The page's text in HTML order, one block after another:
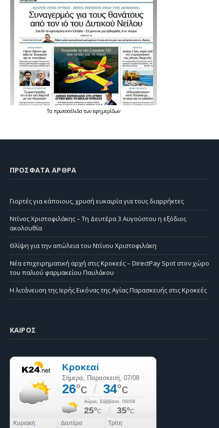
Τα πρωτοσέλιδατων εφημερίδων
ΠΡΌΣΦΑΤΑ ΆΡΘΡΑ
Γιορτές για κάποιους, χρυσή ευκαιρία για τους διαρρήκτες
Ντίνος Χριστοφιλάκης – Τη Δευτέρα 3 Αυγούστου η εξόδιος
ακολουθία
Θλίψη για την απώλεια του Ντίνου Χριστοφιλάκη
Νέα επιχειρηματική αρχή στις Κροκεές – DirectPay Spot στον χώρο
του παλιού φαρμακείου Παυλάκου
Η λιτάνευση της Ιερής Εικόνας της Αγίας Παρασκευής στις Κροκεές
ΚΑΙΡΌΣ